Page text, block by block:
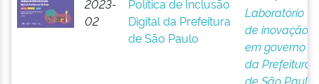
2023-
02
Política de Inclusão
Digital da Prefeitura
de São Paulo
Laboratório
de inovação
em governo
da Prefeitura
de São Paulo